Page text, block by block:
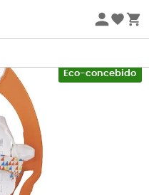
a partir de 2 produtos*
Eco-concebido